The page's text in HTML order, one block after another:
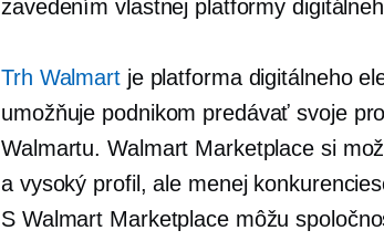
zavedením vlastnej platformy
Trh Walmartje platforma digitálneho
umožňuje podnikom predávať svoje
Walmartu. Walmart Marketplace si
a vysoký profil, ale menej
S Walmart Marketplace môžu